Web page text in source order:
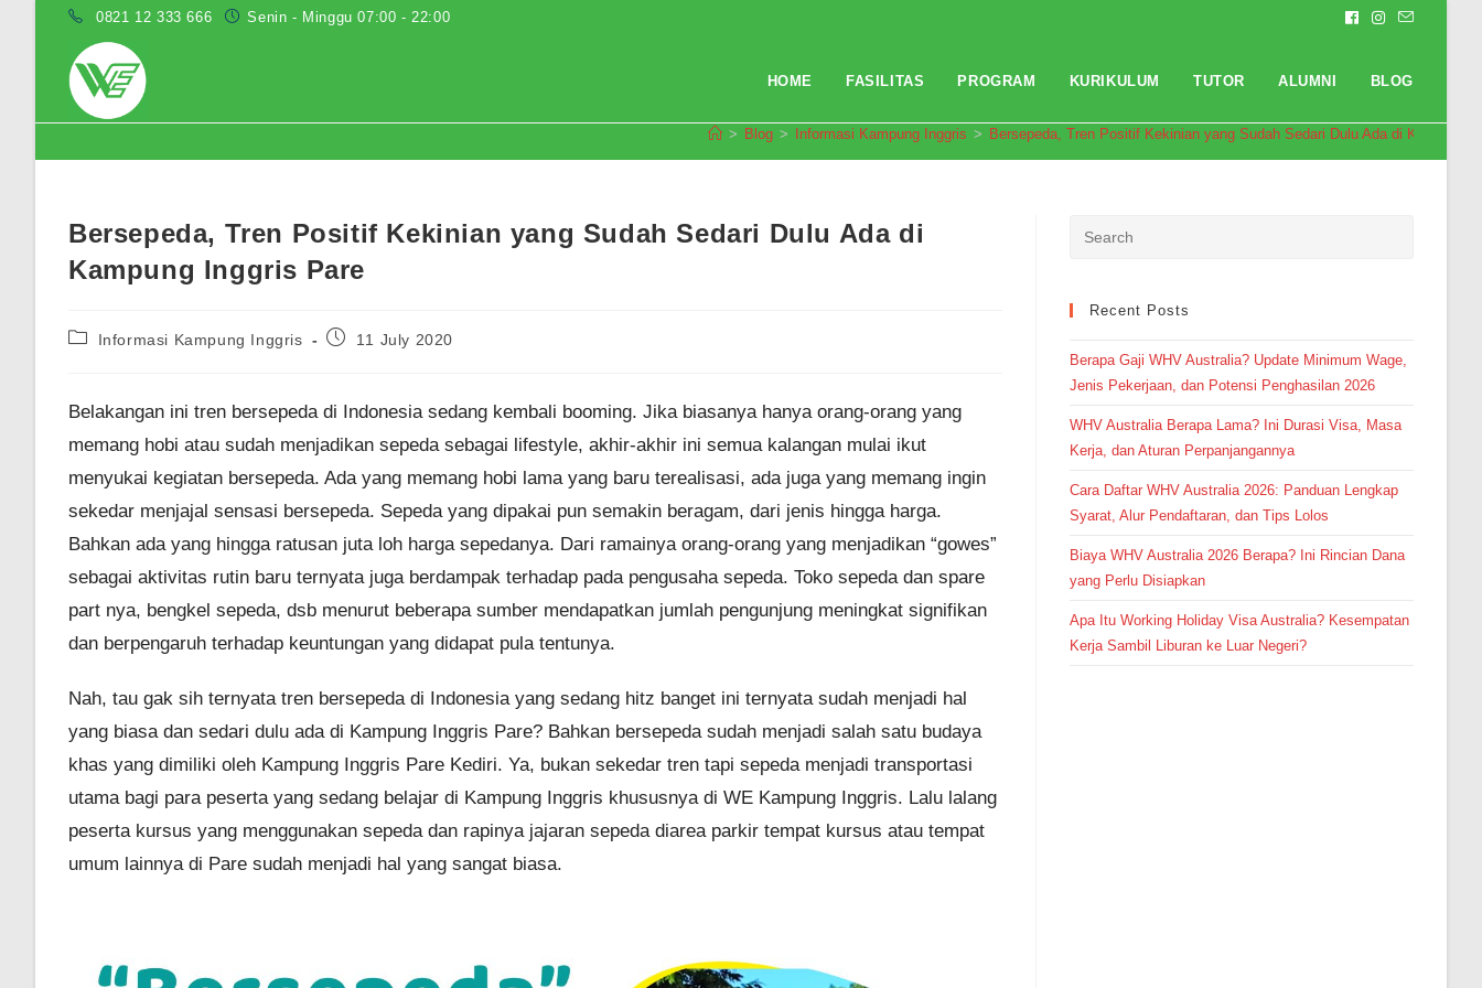
0821 12 333 666 Senin - Minggu 07:00 - 22:00
HOME FASILITAS PROGRAM KURIKULUM TUTOR ALUMNI BLOG
> Blog > Informasi Kampung Inggris > Bersepeda, Tren Positif Kekinian yang Sudah Sedari Dulu Ada di Kampung
Bersepeda, Tren Positif Kekinian yang Sudah Sedari Dulu Ada di
Kampung Inggris Pare
PostInformasi Kampung Inggris
Post11 July 2020
Belakangan ini tren bersepeda di Indonesia sedang kembali booming. Jika biasanya hanya orang-orang yang
memang hobi atau sudah menjadikan sepeda sebagai lifestyle, akhir-akhir ini semua kalangan mulai ikut
menyukai kegiatan bersepeda. Ada yang memang hobi lama yang baru terealisasi, ada juga yang memang ingin
sekedar menjajal sensasi bersepeda. Sepeda yang dipakai pun semakin beragam, dari jenis hingga harga.
Bahkan ada yang hingga ratusan juta loh harga sepedanya. Dari ramainya orang-orang yang menjadikan “gowes”
sebagai aktivitas rutin baru ternyata juga berdampak terhadap pada pengusaha sepeda. Toko sepeda dan spare
part nya, bengkel sepeda, dsb menurut beberapa sumber mendapatkan jumlah pengunjung meningkat signifikan
dan berpengaruh terhadap keuntungan yang didapat pula tentunya.
Nah, tau gak sih ternyata tren bersepeda di Indonesia yang sedang hitz banget ini ternyata sudah menjadi hal
yang biasa dan sedari dulu ada di Kampung Inggris Pare? Bahkan bersepeda sudah menjadi salah satu budaya
khas yang dimiliki oleh Kampung Inggris Pare Kediri. Ya, bukan sekedar tren tapi sepeda menjadi transportasi
utama bagi para peserta yang sedang belajar di Kampung Inggris khususnya di WE Kampung Inggris. Lalu lalang
peserta kursus yang menggunakan sepeda dan rapinya jajaran sepeda diarea parkir tempat kursus atau tempat
umum lainnya di Pare sudah menjadi hal yang sangat biasa.
Recent Posts
Berapa Gaji WHV Australia? Update Minimum Wage,
Jenis Pekerjaan, dan Potensi Penghasilan 2026
WHV Australia Berapa Lama? Ini Durasi Visa, Masa
Kerja, dan Aturan Perpanjangannya
Cara Daftar WHV Australia 2026: Panduan Lengkap
Syarat, Alur Pendaftaran, dan Tips Lolos
Biaya WHV Australia 2026 Berapa? Ini Rincian Dana
yang Perlu Disiapkan
Apa Itu Working Holiday Visa Australia? Kesempatan
Kerja Sambil Liburan ke Luar Negeri?
Pendaftaran
dari Depok melakukan
pendaftaran program TOEFL 2